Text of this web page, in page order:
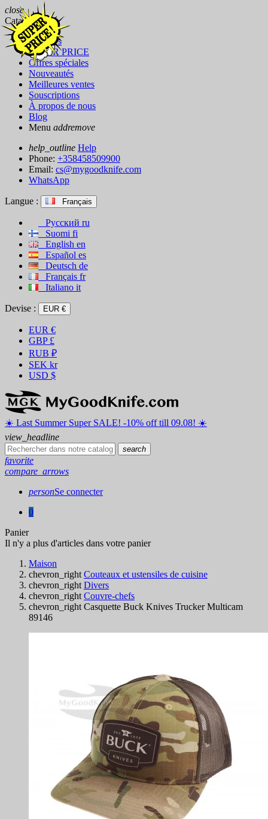
close
Catalog
Marques
SUPER PRICE
Offres spéciales
Nouveautés
Meilleures ventes
Souscriptions
À propos de nous
Blog
Menu addremove
help_outline Help
Phone: +358458509900
Email: cs@mygoodknife.com
WhatsApp
Langue : Français
Русский ru
Suomi fi
English en
Español es
Deutsch de
Français fr
Italiano it
Devise : EUR €
EUR €
GBP £
RUB ₽
SEK kr
USD $
☀️ ️Last Summer Super SALE! -10% off till 09.08! ☀️
view_headline
search
favorite
compare_arrows
personSe connecter
0
Panier
Il n'y a plus d'articles dans votre panier
Maison
chevron_right Couteaux et ustensiles de cuisine
chevron_right Divers
chevron_right Couvre-chefs
chevron_right Casquette Buck Knives Trucker Multicam
89146